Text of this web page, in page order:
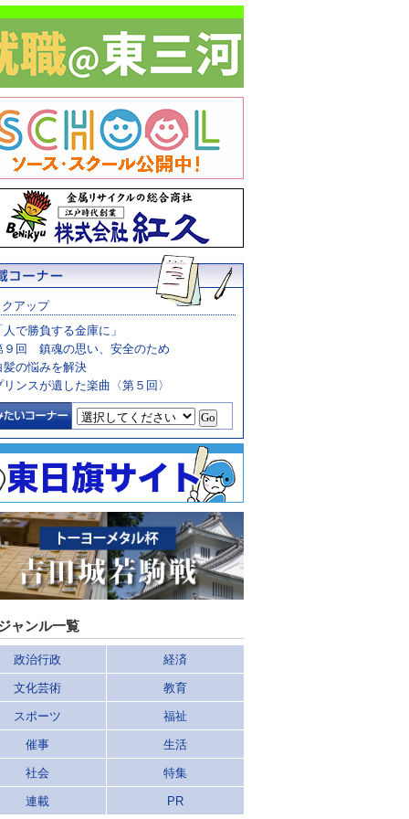
アップ
人で勝負する金庫に」
９回 鎮魂の思い、安全のため
髪の悩みを解決
リンスが遺した楽曲〈第５回〉
ャンル一覧
政治行政 経済
文化芸術 教育
スポーツ 福祉
催事 生活
社会 特集
連載 PR